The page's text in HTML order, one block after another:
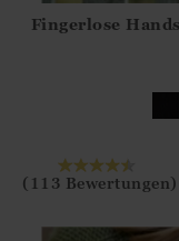
Fingerlose
(113 Bewertungen)